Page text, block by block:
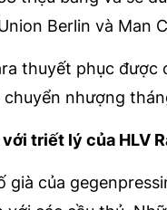
Berlin và Man
thuyết phục
nhượng
triết lý của HLV
già của